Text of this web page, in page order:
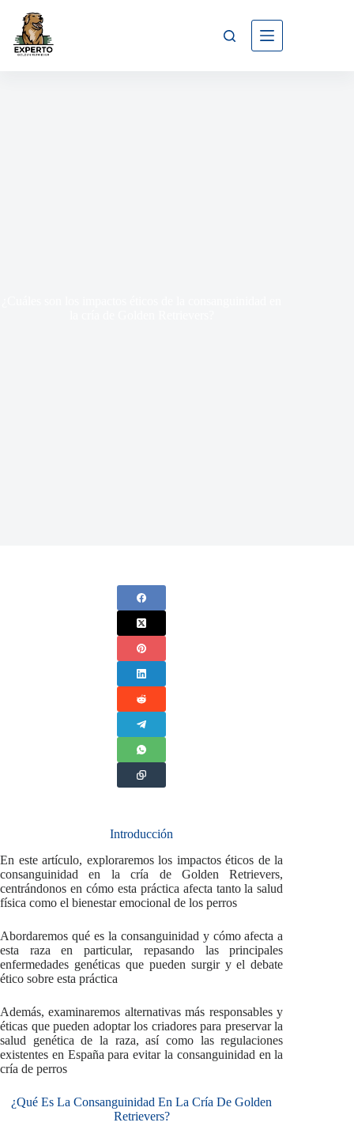
Introducción
En este artículo, exploraremos los impactos éticos de la
consanguinidad en la cría de Golden Retrievers,
centrándonos en cómo esta práctica afecta tanto la salud
física como el bienestar emocional de los perros
Abordaremos qué es la consanguinidad y cómo afecta a
esta raza en particular, repasando las principales
enfermedades genéticas que pueden surgir y el debate
ético sobre esta práctica
Además, examinaremos alternativas más responsables y
éticas que pueden adoptar los criadores para preservar la
salud genética de la raza, así como las regulaciones
existentes en España para evitar la consanguinidad en la
cría de perros
¿Qué Es La Consanguinidad En La Cría De Golden
Retrievers?